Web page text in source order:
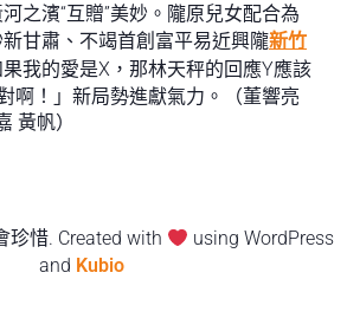
之濱“互贈”美妙。隴原兒女配合為
甘肅、不竭首創富平易近興隴新竹
果我的愛是X，那林天秤的回應Y應該
啊！」新局勢進獻氣力。（董響亮
黃帆）
惜. Created with
using WordPress
and Kubio